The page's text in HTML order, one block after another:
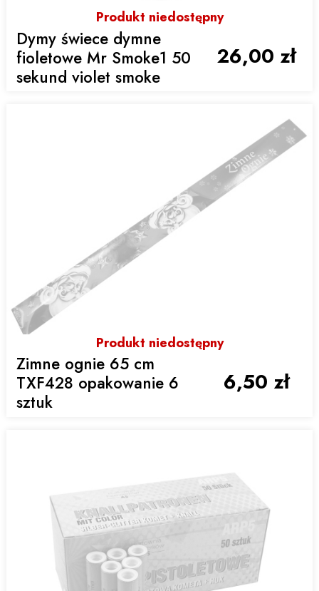
Produkt niedostępny
Dymy świece dymne
fioletowe Mr Smoke1 50
sekund violet smoke
26,00 zł
Produkt niedostępny
Zimne ognie 65 cm
TXF428 opakowanie 6
sztuk
6,50 zł